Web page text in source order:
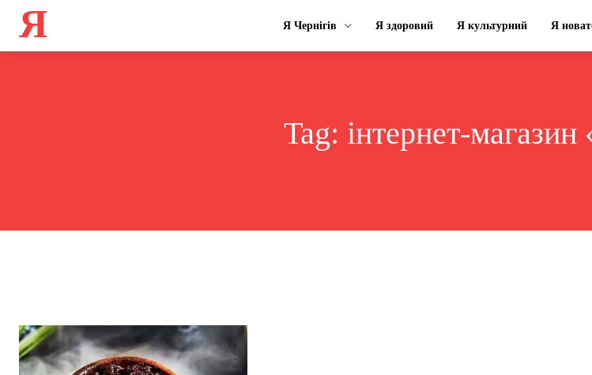
Я Я Чернігів Я здоровий Я культурний Я
Tag: інтернет-